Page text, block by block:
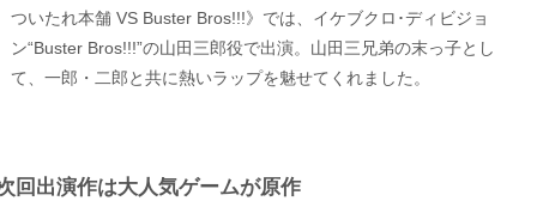
ついたれ本舗 VS Buster Bros!!!》では、イケブクロ･ディビジョ
ン“Buster Bros!!!”の山田三郎役で出演。山田三兄弟の末っ子とし
て、一郎・二郎と共に熱いラップを魅せてくれました。
回出演作は大人気ゲームが原作